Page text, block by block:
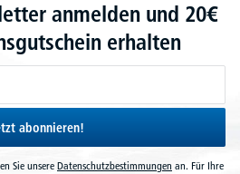
anmelden und 20€
erhalten
abonnieren!
Sie unsereDatenschutzbestimmungen an. Für Ihre